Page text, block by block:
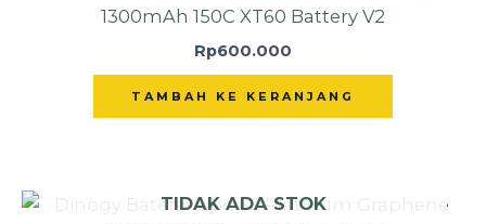
1300mAh 150C XT60 Battery V2
Rp600.000
TAMBAH KE KERANJANG
TIDAK ADA STOK